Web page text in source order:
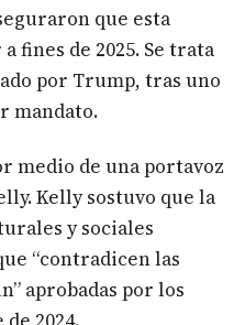
que esta
fines de 2025. Se trata
por Trump, tras uno
mandato.
medio de una portavoz
Kelly sostuvo que la
y sociales
“contradicen las
aprobadas por los